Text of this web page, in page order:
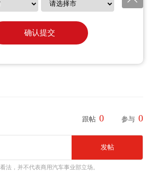
确认提交
跟帖 0 参与 0
发帖
法，并不代表商用汽车事业部立场。